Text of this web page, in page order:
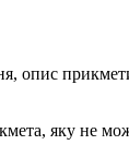
яку не